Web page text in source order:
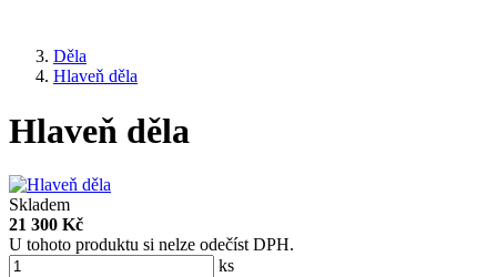
Děla
Hlaveň děla
Hlaveň děla
Skladem
21 300 Kč
U tohoto produktu si nelze odečíst DPH.
ks